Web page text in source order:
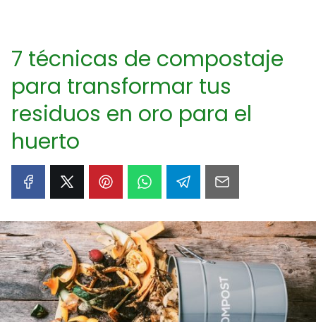
7 técnicas de compostaje
para transformar tus
residuos en oro para el
huerto